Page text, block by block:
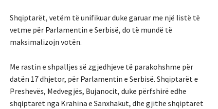
Shqiptarët, vetëm të unifikuar duke garuar me një listë të
vetme për Parlamentin e Serbisë, do të mundë të
maksimalizojn votën.
Me rastin e shpalljes së zgjedhjeve të parakohshme për
datën 17 dhjetor, për Parlamentin e Serbisë. Shqiptarët e
Preshevës, Medvegjës, Bujanocit, duke përfshirë edhe
shqiptarët nga Krahina e Sanxhakut, dhe gjithë shqiptarët